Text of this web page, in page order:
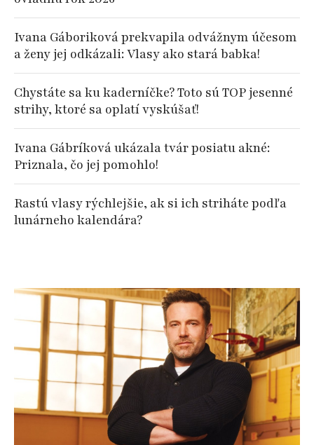
Ivana Gáboriková prekvapila odvážnym účesom
a ženy jej odkázali: Vlasy ako stará babka!
Chystáte sa ku kaderníčke? Toto sú TOP jesenné
strihy, ktoré sa oplatí vyskúšať!
Ivana Gábríková ukázala tvár posiatu akné:
Priznala, čo jej pomohlo!
Rastú vlasy rýchlejšie, ak si ich striháte podľa
lunárneho kalendára?